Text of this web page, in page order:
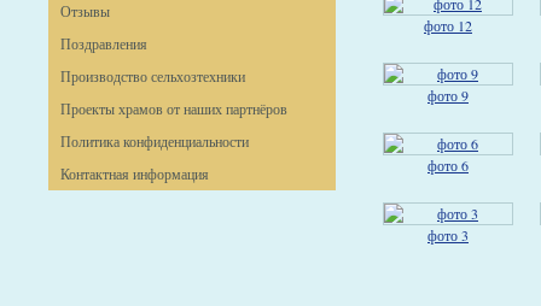
Отзывы
Поздравления
Производство сельхозтехники
Проекты храмов от наших партнёров
Политика конфиденциальности
Контактная информация
фото 12
фото 9
фото 6
фото 3